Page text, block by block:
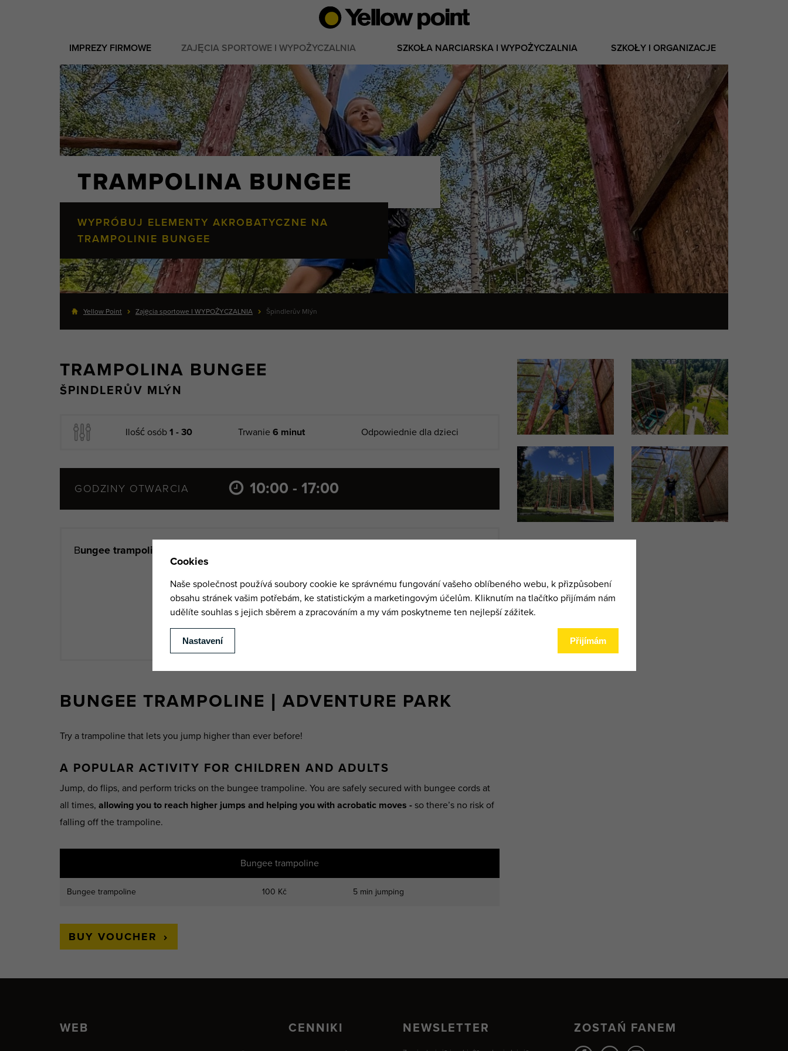
IMPREZY FIRMOWE ZAJĘCIA SPORTOWE I WYPOŻYCZALNIA SZKOŁA NARCIARSKA I WYPOŻYCZALNIA SZKOŁY I ORGANIZACJE
TRAMPOLINA BUNGEE
WYPRÓBUJ ELEMENTY AKROBATYCZNE NA
TRAMPOLINIE BUNGEE
Yellow Point Zajęcia sportowe I WYPOŻYCZALNIA Špindlerův Mlýn
TRAMPOLINA BUNGEE
ŠPINDLERŮV MLÝN
Ilość osób 1 - 30 Trwanie 6 minut Odpowiednie dla dzieci
GODZINY OTWARCIA 10:00 - 17:00
Bungee trampoline
+420 731 160 152 | OFFICE@YPOINT.CZ
MAP HERE
BUNGEE TRAMPOLINE | ADVENTURE PARK
Try a trampoline that lets you jump higher than ever before!
A POPULAR ACTIVITY FOR CHILDREN AND ADULTS
Jump, do flips, and perform tricks on the bungee trampoline. You are safely secured with bungee cords at
all times, allowing you to reach higher jumps and helping you with acrobatic moves - so there’s no risk of
falling off the trampoline.
Bungee trampoline
Bungee trampoline 100 Kč 5 min jumping
BUY VOUCHER
WEB CENNIKI NEWSLETTER ZOSTAŃ FANEM